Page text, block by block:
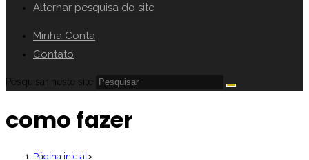
Alternar pesquisa do site
Minha Conta
Contato
Pesquisar neste site
como fazer
Página inicial >